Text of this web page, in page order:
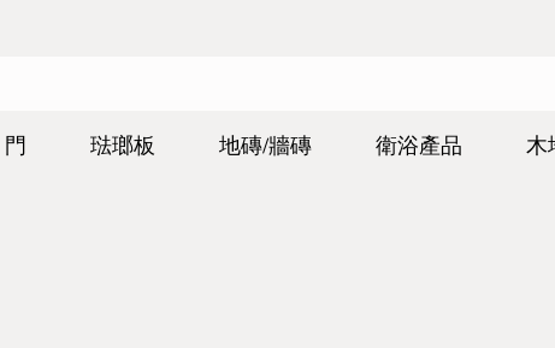
門 琺瑯板 地磚/牆磚 衛浴產品 木